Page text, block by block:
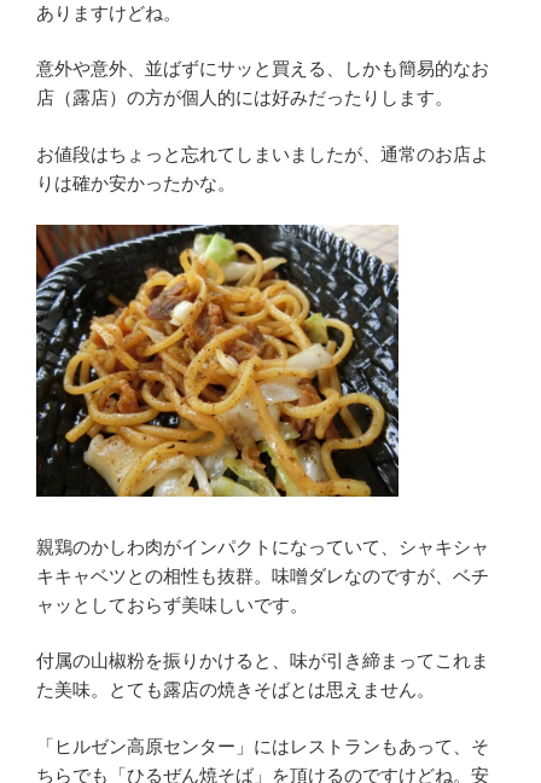
ありますけどね。
意外や意外、並ばずにサッと買える、しかも簡易的なお
店（露店）の方が個人的には好みだったりします。
お値段はちょっと忘れてしまいましたが、通常のお店よ
りは確か安かったかな。
親鶏のかしわ肉がインパクトになっていて、シャキシャ
キキャベツとの相性も抜群。味噌ダレなのですが、ベチ
ャッとしておらず美味しいです。
付属の山椒粉を振りかけると、味が引き締まってこれま
た美味。とても露店の焼きそばとは思えません。
「ヒルゼン高原センター」にはレストランもあって、そ
ちらでも「ひるぜん焼そば」を頂けるのですけどね。安